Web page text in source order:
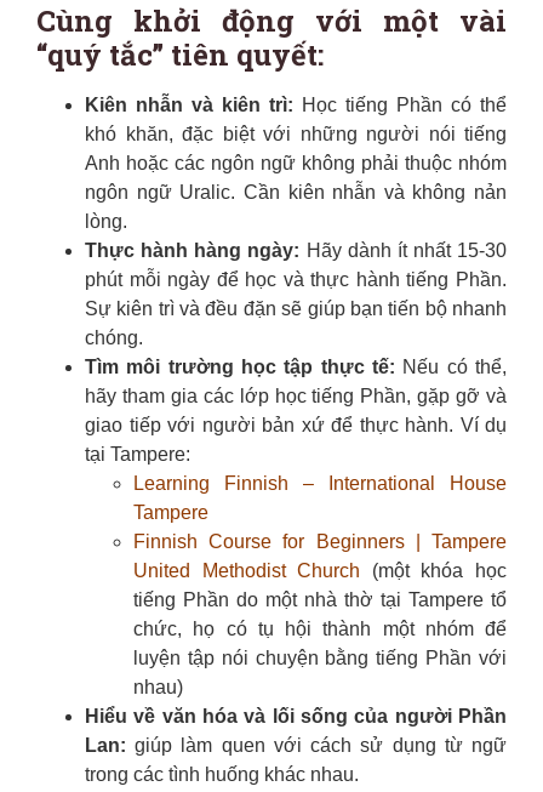
Cùng khởi động với một vài
“quý tắc” tiên quyết:
Kiên nhẫn và kiên trì: Học tiếng Phần có thể
khó khăn, đặc biệt với những người nói tiếng
Anh hoặc các ngôn ngữ không phải thuộc nhóm
ngôn ngữ Uralic. Cần kiên nhẫn và không nản
lòng.
Thực hành hàng ngày: Hãy dành ít nhất 15-30
phút mỗi ngày để học và thực hành tiếng Phần.
Sự kiên trì và đều đặn sẽ giúp bạn tiến bộ nhanh
chóng.
Tìm môi trường học tập thực tế: Nếu có thể,
hãy tham gia các lớp học tiếng Phần, gặp gỡ và
giao tiếp với người bản xứ để thực hành. Ví dụ
tại Tampere:
Learning Finnish – International House
Tampere
Finnish Course for Beginners | Tampere
United Methodist Church (một khóa học
tiếng Phần do một nhà thờ tại Tampere tổ
chức, họ có tụ hội thành một nhóm để
luyện tập nói chuyện bằng tiếng Phần với
nhau)
Hiểu về văn hóa và lối sống của người Phần
Lan: giúp làm quen vớicách sử dụng từ ngữ
trong các tình huống khác nhau.